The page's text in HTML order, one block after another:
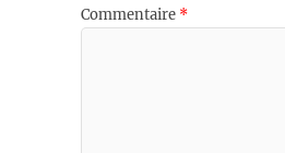
Commentaire *